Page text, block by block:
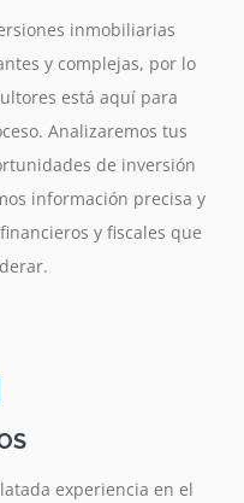
inmobiliarias
y complejas, por lo
está aquí para
Analizaremos tus
de inversión
información precisa y
y fiscales que
experiencia en el